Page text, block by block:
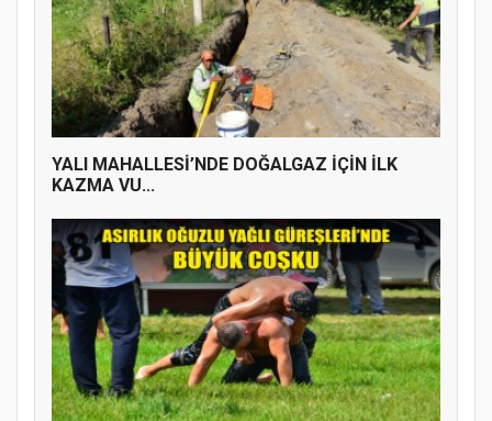
YALI MAHALLESİ’NDE DOĞALGAZ İÇİN İLK
KAZMA VU...